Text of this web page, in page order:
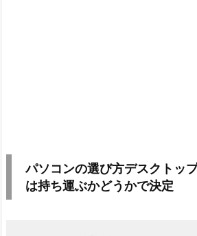
パソコンの選び方デスクトッ
は持ち運ぶかどうかで決定